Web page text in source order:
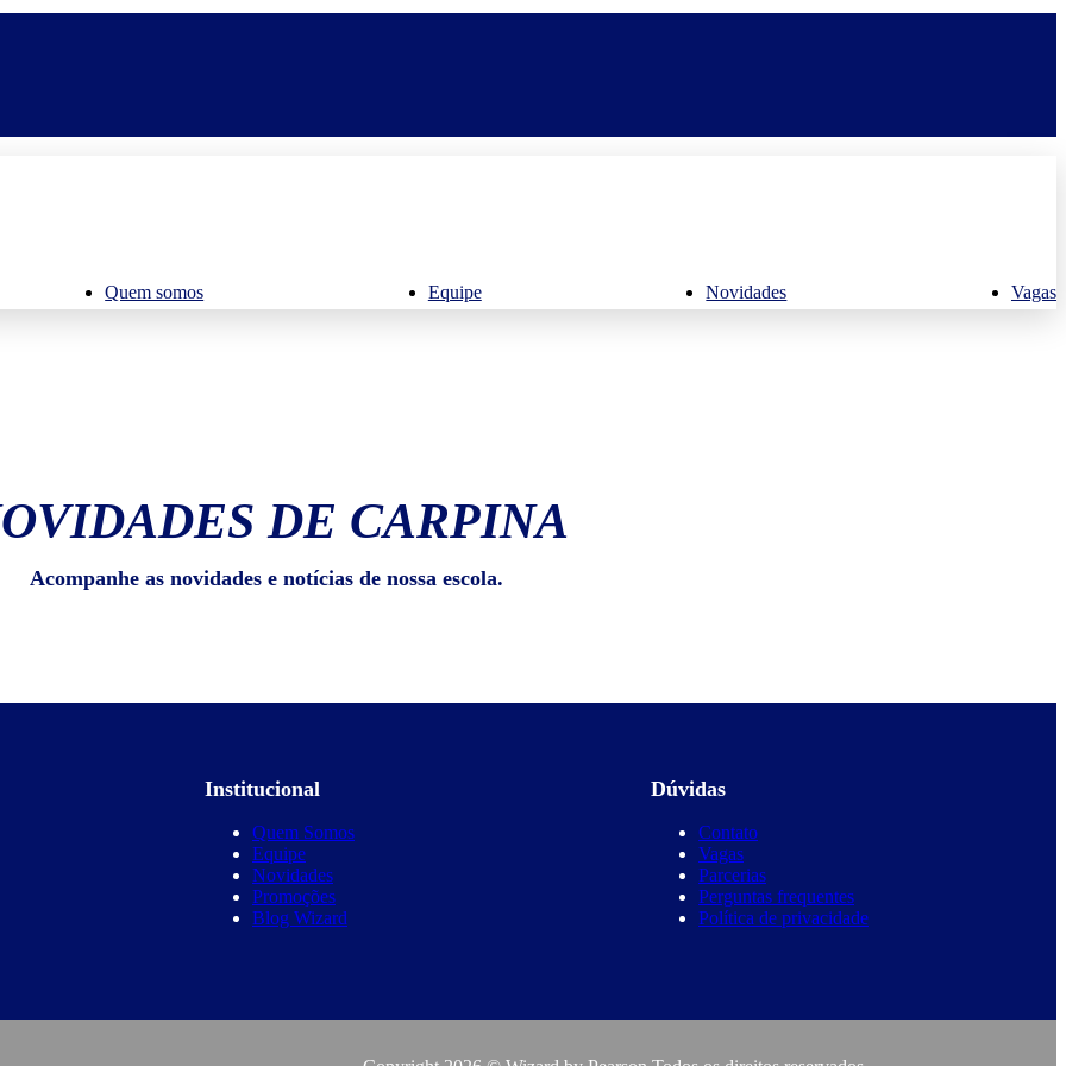
Quem somos Equipe Novidades Vagas
DE CARPINA
Acompanhe as novidades e notícias de nossa escola.
Institucional
Quem Somos
Equipe
Novidades
Promoções
Blog Wizard
Dúvidas
Contato
Vagas
Parcerias
Perguntas frequentes
Política de privacidade